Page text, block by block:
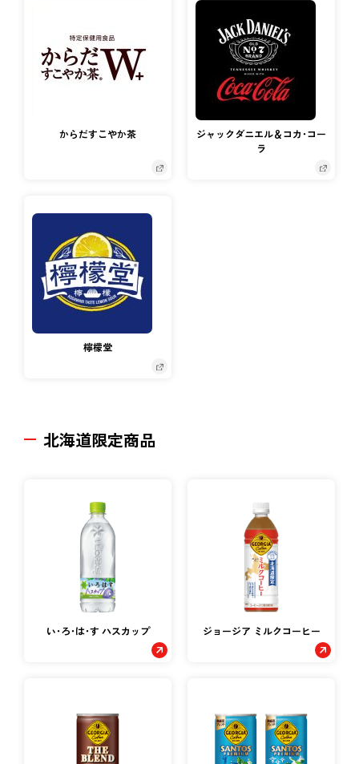
からだすこやか茶
ジャックダニエル＆コカ･コー
ラ
檸檬堂
北海道限定商品
い･ろ･は･す ハスカップ ジョージア ミルクコーヒー